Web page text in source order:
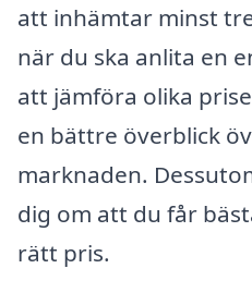
att inhämtar minst
när du ska anlita en
att jämföra olika
en bättre överblick
marknaden.
dig om att du får
rätt pris.